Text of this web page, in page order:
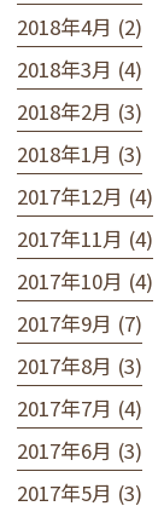
2018年4月 (2)
2018年3月 (4)
2018年2月 (3)
2018年1月 (3)
2017年12月 (4)
2017年11月 (4)
2017年10月 (4)
2017年9月 (7)
2017年8月 (3)
2017年7月 (4)
2017年6月 (3)
2017年5月 (3)